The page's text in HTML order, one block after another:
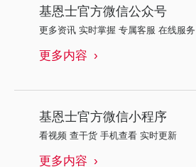
基恩士官方微信公众号
更多资讯 实时掌握 专属客服 在线服务
更多内容
基恩士官方微信小程序
看视频 查干货 手机查看 实时更新
更多内容